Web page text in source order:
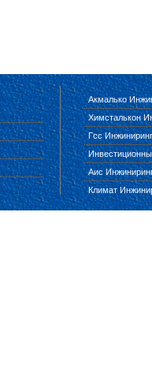
Акмалько
Химсталькон
Гсс Инжиниринг
Аис
Климат